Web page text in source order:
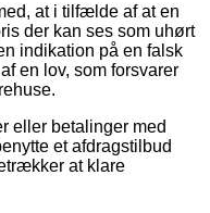
at i tilfælde af at en
der kan ses som uhørt
indikation på en falsk
en lov, som forsvarer
eller betalinger med
et afdragstilbud
at klare